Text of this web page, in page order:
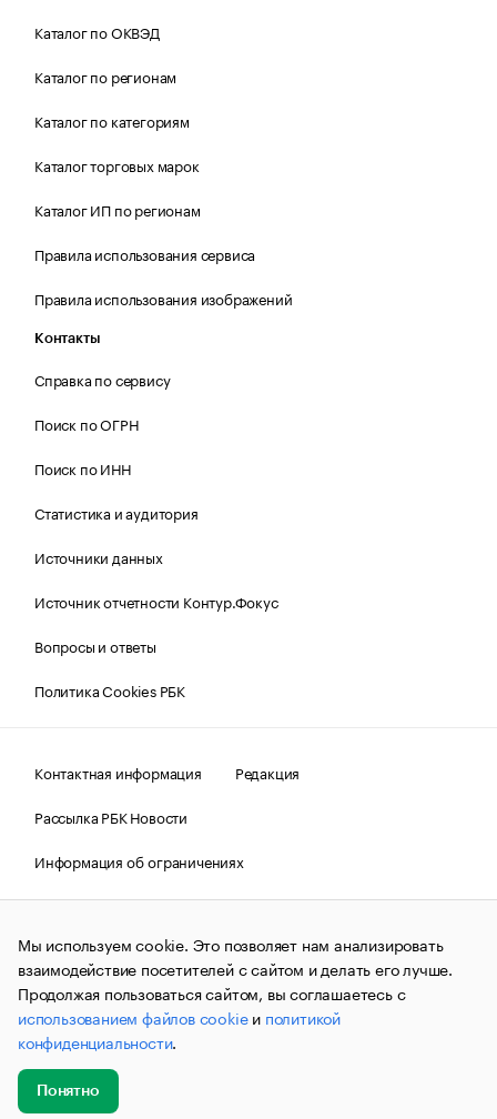
Каталог по ОКВЭД
Каталог по регионам
Каталог по категориям
Каталог торговых марок
Каталог ИП по регионам
Правила использования сервиса
Правила использования изображений
Контакты
Справка по сервису
Поиск по ОГРН
Поиск по ИНН
Статистика и аудитория
Источники данных
Источник отчетности Контур.Фокус
Вопросы и ответы
Политика Cookies РБК
Контактная информация
Редакция
Рассылка РБК Новости
Информация об ограничениях
Правовая информация
О соблюдении авторских прав
© АО «РОСБИЗНЕСКОНСАЛТИНГ»,1995–2026.Сообщения
и материалы информационного агентства «РБК»
(зарегистрировано Федеральной службой по надзору в сфере
связи, информационных технологий и массовых
коммуникаций (Роскомнадзор) 09.12.2015 за номером ИА
№ФС77-63848) сопровождаются пометкой «РБК». Отдельные
публикации могут содержать информацию,
не предназначенную для пользователей
до 18 лет.
Мы используем cookie. Это позволяет нам анализировать
взаимодействие посетителей с сайтом и делать его лучше.
Продолжая пользоваться сайтом, вы соглашаетесь с
использованием файлов cookieи политикой
конфиденциальности.
Понятно